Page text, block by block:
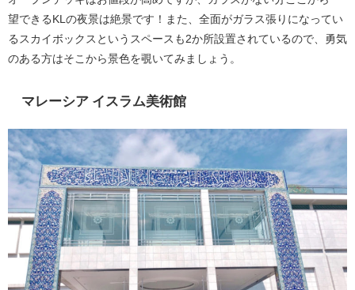
望できるKLの夜景は絶景です！また、全面がガラス張りになってい
るスカイボックスというスペースも2か所設置されているので、勇気
のある方はそこから景色を覗いてみましょう。
マレーシア イスラム美術館